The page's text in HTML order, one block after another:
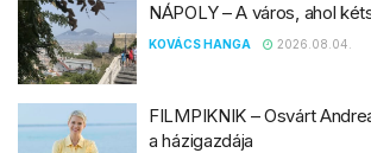
NÁPOLY – A város, ahol
KOVÁCS HANGA 2026.08.04.
FILMPIKNIK – Osvárt
a házigazdája